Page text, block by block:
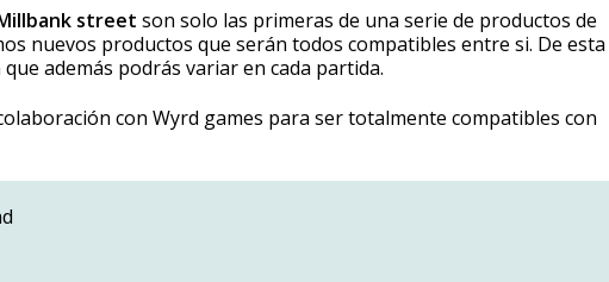
street son solo las primeras de una serie de productos de
nuevos productos que serán todos compatibles entre si. De esta
además podrás variar en cada partida.
con Wyrd games para ser totalmente compatibles con